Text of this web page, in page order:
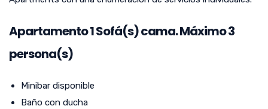
Apartamento 1 Sofá(s) cama. Máximo 3
persona(s)
Minibar disponible
Baño con ducha